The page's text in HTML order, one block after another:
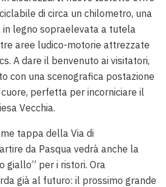
di circa un chilometro, una
legno sopraelevata a tutela
aree ludico-motorie attrezzate
A dare il benvenuto ai visitatori,
con una scenografica postazione
perfetta per incorniciare il
Vecchia.
tappa della Via di
da Pasqua vedrà anche la
giallo” per i ristori. Ora
già al futuro: il prossimo grande